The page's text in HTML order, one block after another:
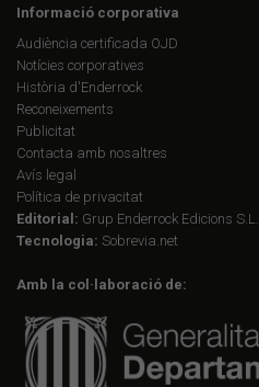
Informació corporativa
Audiència certificada OJD
Notícies corporatives
Història d'Enderrock
Reconeixements
Publicitat
Contacta amb nosaltres
Avís legal
Política de privacitat
Editorial: Grup Enderrock Edicions S.L.
Tecnologia: Sobrevia.net
Amb la col·laboració de: